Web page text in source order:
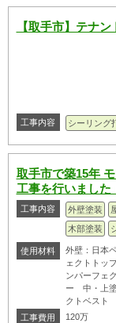
【取手市】テナ
工事内容 シーリング
取手市で築15年
工事を行いました
工事内容 外壁塗装
木部塗装
使用材料
外壁：日本
ェクトトッ
ンパーフェ
ー 中・上
クトベスト
工事費用
120万